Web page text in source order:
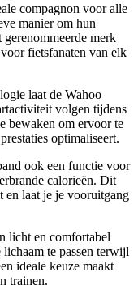
compagnon voor alle
manier om hun
merk
fietsfanaten van elk
laat de Wahoo
volgen tijdens
bewaken om ervoor te
optimaliseert.
ook een functie voor
calorieën. Dit
en laat je je vooruitgang
licht en comfortabel
te passen terwijl
ideale keuze maakt
trainen.